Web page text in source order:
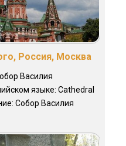
Россия, Москва
Василия
языке: Cathedral
Собор Василия